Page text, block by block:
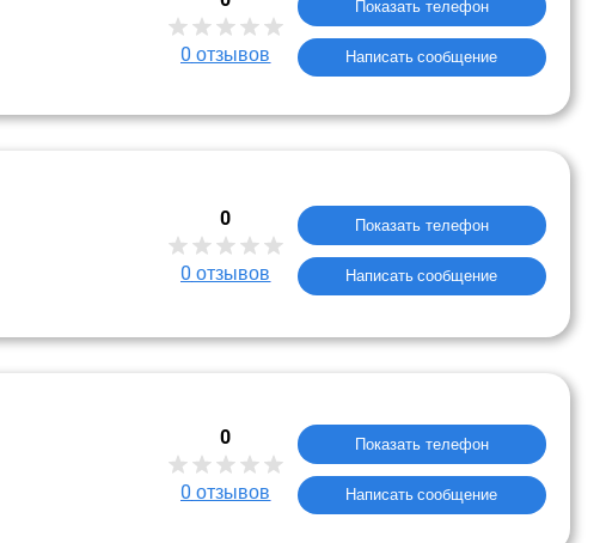
0 отзывов
Показать телефон
Написать сообщение
0
0 отзывов
Показать телефон
Написать сообщение
0
0 отзывов
Показать телефон
Написать сообщение